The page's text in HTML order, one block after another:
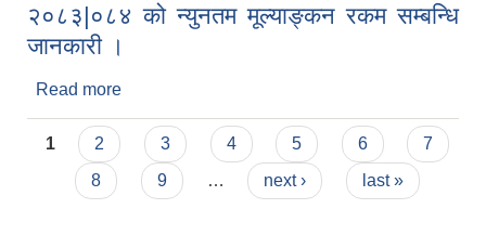
२०८३|०८४ को न्युनतम मूल्याङ्कन रकम सम्बन्धि
जानकारी ।
Read more
Pages
1 2 3 4 5 6
7
8
9 … next › last »